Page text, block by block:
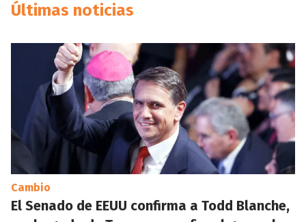
Últimas noticias
Cambio
El Senado de EEUU confirma a Todd Blanche,